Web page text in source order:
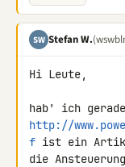
SW Stefan W.
Hi Leute,
http://
f ist ein
die